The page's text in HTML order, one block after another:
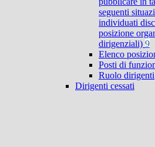
seguenti
individuati
posizione
dirigenziali) 9
Elenco
Posti di
Ruolo dirigenti
Dirigenti cessati